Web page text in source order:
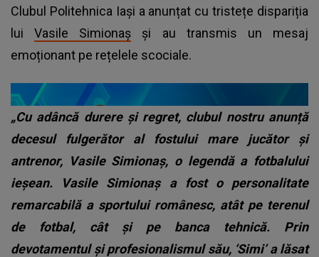
Clubul Politehnica Iași a anunțat cu tristețe dispariția
luiVasile Simionaș și au transmis un mesaj
emoționant pe rețelele scociale.
„Cu adâncă durere și regret, clubul nostru anunță
decesul fulgerător al fostului mare jucător și
antrenor, Vasile Simionaș, o legendă a fotbalului
ieșean. Vasile Simionaș a fost o personalitate
remarcabilă a sportului românesc, atât pe terenul
de fotbal, cât și pe banca tehnică. Prin
devotamentul și profesionalismul său, ‘Simi’ a lăsat